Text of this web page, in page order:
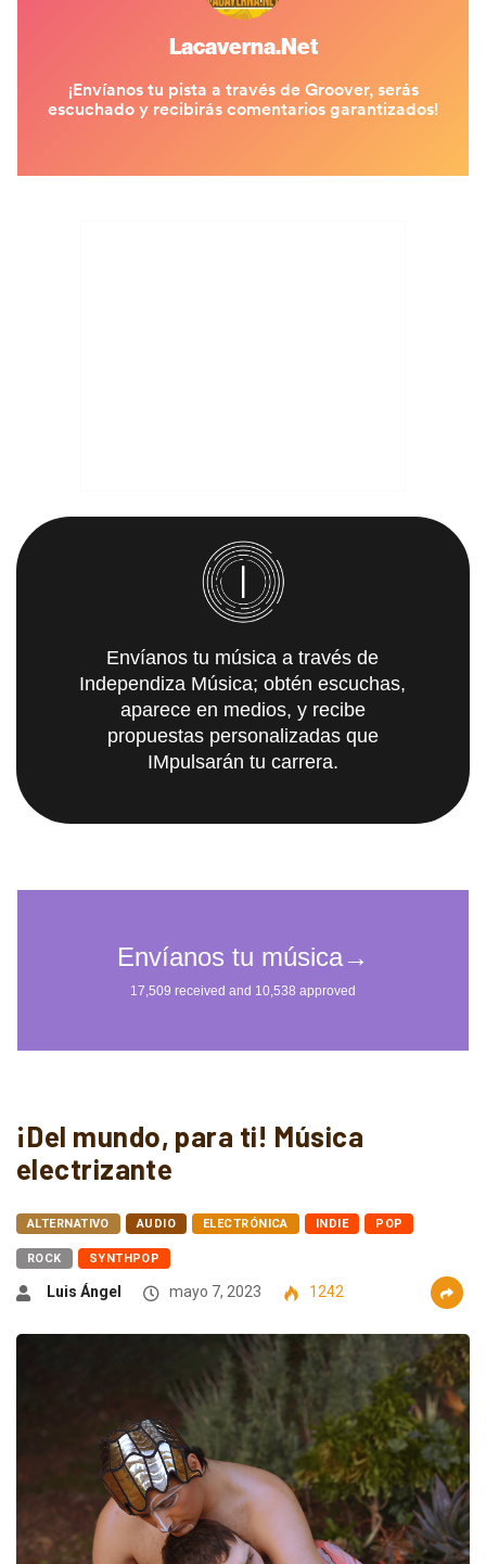
Envíanos tu música a través de
Independiza Música; obtén escuchas,
aparece en medios, y recibe
propuestas personalizadas que
IMpulsarán tu carrera.
¡Del mundo, para ti! Música
electrizante
ALTERNATIVO AUDIO ELECTRÓNICA INDIE POP
ROCK SYNTHPOP
Luis Ángel mayo 7, 2023 1242